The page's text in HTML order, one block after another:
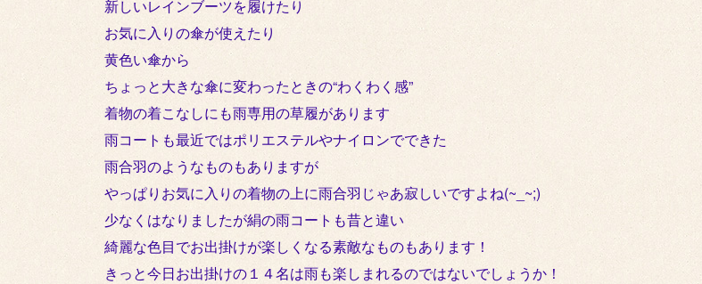
新しいレインブーツを履けたり
お気に入りの傘が使えたり
黄色い傘から
ちょっと大きな傘に変わったときの“わくわく感”
着物の着こなしにも雨専用の草履があります
雨コートも最近ではポリエステルやナイロンでできた
雨合羽のようなものもありますが
やっぱりお気に入りの着物の上に雨合羽じゃあ寂しいですよね(~_~;)
少なくはなりましたが絹の雨コートも昔と違い
綺麗な色目でお出掛けが楽しくなる素敵なものもあります！
きっと今日お出掛けの１４名は雨も楽しまれるのではないでしょうか！